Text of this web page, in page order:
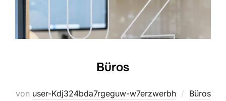
Büros
von user-Kdj324bda7rgeguw-w7erzwerbh
Büros